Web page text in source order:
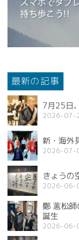
最新の記事
7月25日
2026-07-
新・海外
2026-07-
きょうの
2026-06-
鄭 蕙松
誕生
2026-06-